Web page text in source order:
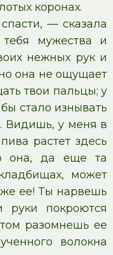
коронах.
— сказала
мужества и
нежных рук и
она не ощущает
твои пальцы; у
стало изнывать
Видишь, у меня в
растет здесь
она, да еще та
может
же ее! Ты нарвешь
руки покроются
разомнешь ее
волокна